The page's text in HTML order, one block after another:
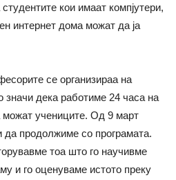
кои имаат компјутери,
интернет дома можат да ја
се организираа на
значи дека работиме 24 часа на
можат учениците. Од 9 март
да продолжиме со програмата.
тоа што го научивме
и го оценуваме истото преку